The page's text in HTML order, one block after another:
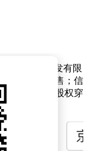
智能技术研发有限
辅助设备零售；信
等。企查查股权穿
持股。